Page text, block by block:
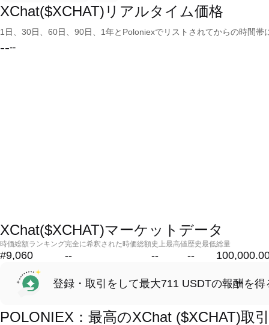
XChat($XCHAT)リアルタイム価格
1日、30日、60日、90日、1年とPoloniexでリストされてからの時間
----
XChat($XCHAT)マーケットデータ
時価総額ランキング
#9,060
完全に希釈された時価総額
--
史上最高値
--
歴史最低
--
総量
登録・取引をして最大711 USDTの報酬を得
POLONIEX：最高のXChat ($XCHAT)取